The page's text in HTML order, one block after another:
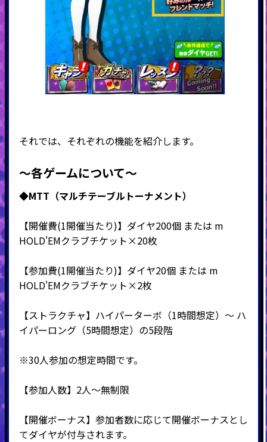
それでは、それぞれの機能を紹介します。
～各ゲームについて～
◆MTT（マルチテーブルトーナメント）
【開催費(1開催当たり)】ダイヤ200個 または m
HOLD'EMクラブチケット×20枚
【参加費(1開催当たり)】ダイヤ20個 または m
HOLD'EMクラブチケット×2枚
【ストラクチャ】ハイパーターボ（1時間想定）～ ハ
イパーロング（5時間想定）の5段階
※30人参加の想定時間です。
【参加人数】2人～無制限
【開催ボーナス】参加者数に応じて開催ボーナスとし
てダイヤが付与されます。